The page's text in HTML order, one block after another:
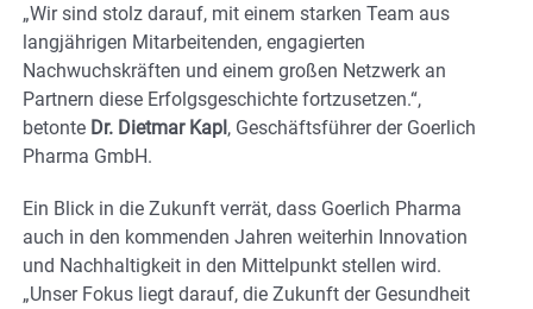
„Wir sind stolz darauf, mit einem starken Team aus
langjährigen Mitarbeitenden, engagierten
Nachwuchskräften und einem großen Netzwerk an
Partnern diese Erfolgsgeschichte fortzusetzen.“,
betonte Dr. Dietmar Kapl, Geschäftsführer der Goerlich
Pharma GmbH.
Ein Blick in die Zukunft verrät, dass Goerlich Pharma
auch in den kommenden Jahren weiterhin Innovation
und Nachhaltigkeit in den Mittelpunkt stellen wird.
„Unser Fokus liegt darauf, die Zukunft der Gesundheit